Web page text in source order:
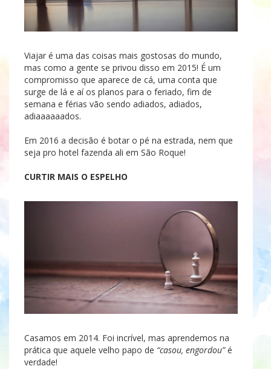
Viajar é uma das coisas mais gostosas do mundo,
mas como a gente se privou disso em 2015! É um
compromisso que aparece de cá, uma conta que
surge de lá e aí os planos para o feriado, fim de
semana e férias vão sendo adiados, adiados,
adiaaaaaados.
Em 2016 a decisão é botar o pé na estrada, nem que
seja pro hotel fazenda ali em São Roque!
CURTIR MAIS O ESPELHO
Casamos em 2014. Foi incrível, mas aprendemos na
prática que aquele velho papo de “casou, engordou”é
verdade!